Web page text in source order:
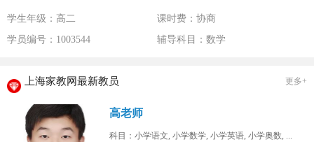
学生年级：高二
课时费：协商
学员编号：1003544
辅导科目：数学
上海家教网最新教员 更多+
高老师
科目：小学语文, 小学数学, 小学英语, 小学奥数, ...